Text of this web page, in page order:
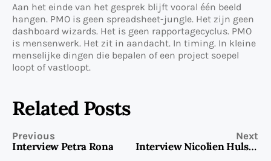
Aan het einde van het gesprek blijft vooral één beeld
hangen. PMO is geen spreadsheet-jungle. Het zijn geen
dashboard wizards. Het is geen rapportagecyclus. PMO
is mensenwerk. Het zit in aandacht. In timing. In kleine
menselijke dingen die bepalen of een project soepel
loopt of vastloopt.
Related Posts
Previous
Interview Petra Rona
Next
Interview Nicolien Hulstman